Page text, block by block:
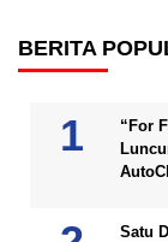
BERITA
“For
Satu